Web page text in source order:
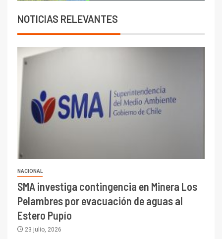
NOTICIAS RELEVANTES
NACIONAL
SMA investiga contingencia en Minera Los
Pelambres por evacuación de aguas al
Estero Pupío
23 julio, 2026